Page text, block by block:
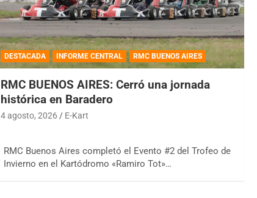
DESTACADA INFORME CENTRAL RMC BUENOS AIRES
RMC BUENOS AIRES: Cerró una jornada
histórica en Baradero
4 agosto, 2026 E-Kart
RMC Buenos Aires completó el Evento #2 del Trofeo de
Invierno en el Kartódromo «Ramiro Tot»…